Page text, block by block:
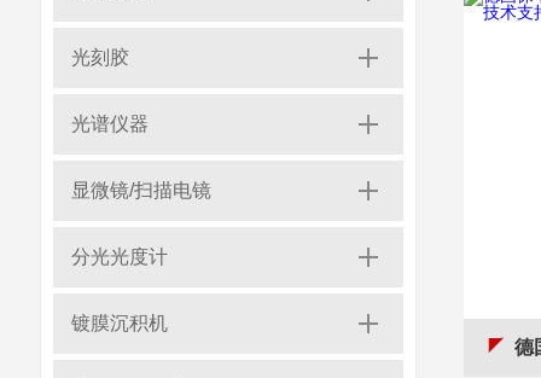
光刻胶
光谱仪器
显微镜/扫描电镜
分光光度计
镀膜沉积机
德国